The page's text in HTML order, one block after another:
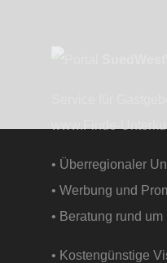
• Überregionaler
• Werbung und
• Beratung rund
• Kostengünstige